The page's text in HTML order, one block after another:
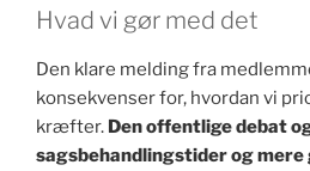
Hvad vi gør med det
Den klare melding fra
konsekvenser for, hvordan vi
kræfter. Den offentlige debat
sagsbehandlingstider og mere